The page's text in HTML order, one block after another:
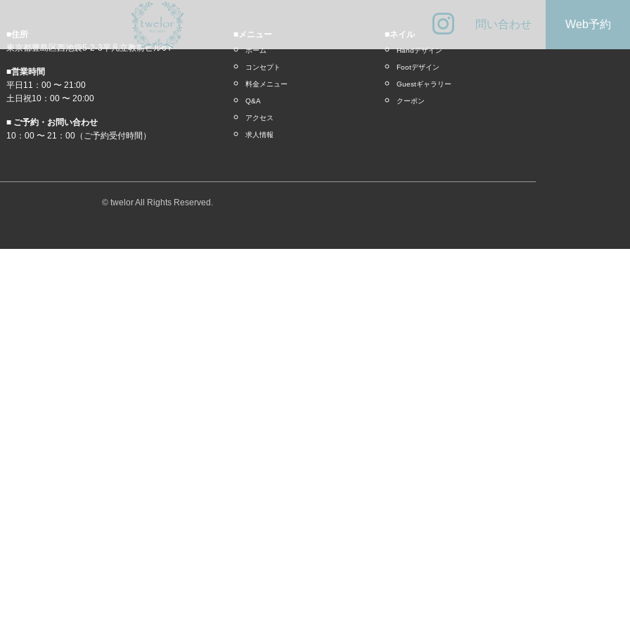
問い合わせ Web予約
■住所
東京都豊島区西池袋5-2-3平凡立教前ビル6Ｆ
■営業時間
平日11：00 〜 21:00
土日祝10：00 〜 20:00
■ ご予約・お問い合わせ
10：00 〜 21：00（ご予約受付時間）
■メニュー
ホーム
コンセプト
料金メニュー
Q&A
アクセス
求人情報
■ネイル
Handデザイン
Footデザイン
Guestギャラリー
クーポン
© twelor All Rights Reserved.